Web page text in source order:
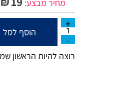
מחיר מבצע: ₪19